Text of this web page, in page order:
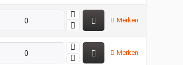
Merken
Merken